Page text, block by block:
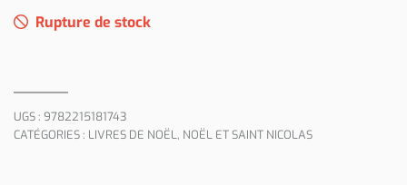
Rupture de stock
UGS : 9782215181743
CATÉGORIES : LIVRES DE NOËL, NOËL ET SAINT NICOLAS